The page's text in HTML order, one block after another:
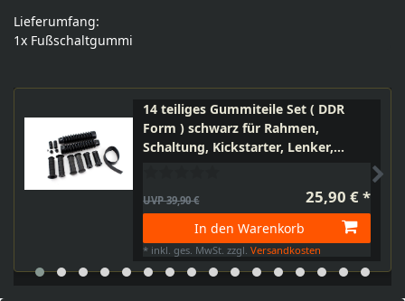
Lieferumfang:
1x Fußschaltgummi
14 teiliges Gummiteile Set ( DDR
Form ) schwarz für Rahmen,
Schaltung, Kickstarter, Lenker,
UVP 39,90 € 25,90 € *
In den Warenkorb
* inkl. ges. MwSt. zzgl.Versandkosten